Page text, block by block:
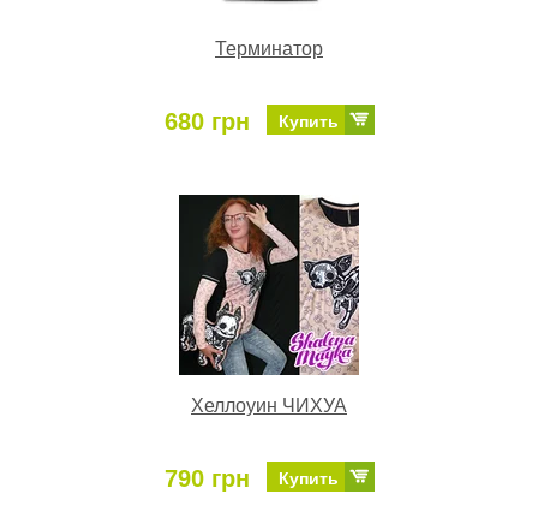
Терминатор
680 грн Купить
Хеллоуин ЧИХУА
790 грн Купить